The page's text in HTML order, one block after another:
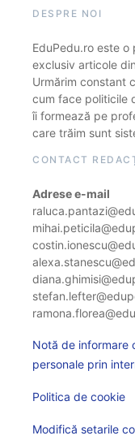
DESPRE NOI
EduPedu.ro este
exclusiv articole
Urmărim constant
cum face politicile
îi formează pe
care trăim sunt
CONTACT
Adrese e-mail
Notă de informare
personale prin
Politica de cookie
Modifică setarile